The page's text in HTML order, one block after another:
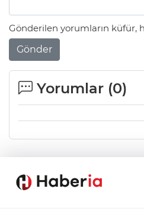
Gönderilen yorumların küfür,
Gönder
Yorumlar (0)